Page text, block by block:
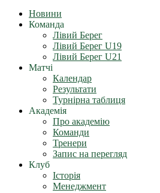
Новини
Команда
Лівий Берег
Лівий Берег U19
Лівий Берег U21
Матчі
Календар
Результати
Турнірна таблиця
Академія
Про академію
Команди
Тренери
Запис на перегляд
Клуб
Історія
Менеджмент